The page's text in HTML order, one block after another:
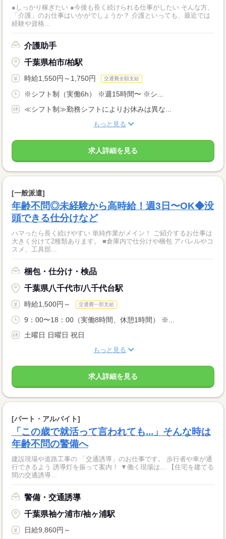
●しっかり稼ぎたい ●今後も長く続けられる仕事がしたい そんな方、
「介護」のお仕事はいかがでしょうか？ 介護といっても、最近では
経験や資格...
介護助手
千葉県柏市/柏駅
時給1,550円～1,750円 交通費全額支給
※シフト制（実働6h） ※週15時間〜 ※シ...
≪シフト制≫勤務シフトによりお休みは異な...
もっと見る
求人詳細を見る
[一般派遣]
年齢不問◎未経験から高時給！週3日〜OK◆没
頭できる仕分けなど
ハマったら長く続けやすい 単純作業がメイン！ ご紹介するお仕事は
大きく分けて2種類あります。 ■倉庫内で仕分けや梱包 アパレルやコ
スメ、工具部...
梱包・仕分け・検品
千葉県八千代市/八千代台駅
時給1,500円～ 交通費一部支給
9：00〜18：00（実働8時間、休憩1時間） ※...
土曜日 日曜日 祝日
もっと見る
求人詳細を見る
[パート・アルバイト]
「この歳で就活って言われても...」そんな時は
年齢不問の警備へ
建設現場や道路工事の 「交通誘導」のお仕事です。 歩行者や車が通
行できるよう 誘導灯を振って案内！ ▼働く現場は... 【住宅を建てる
間の交通誘導...
警備・交通誘導
千葉県袖ケ浦市/袖ヶ浦駅
日給9,860円～